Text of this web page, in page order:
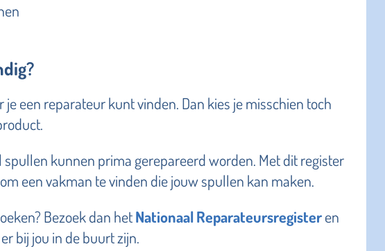
je een reparateur kunt vinden. Dan kies je misschien toch
spullen kunnen prima gerepareerd worden. Met dit register
een vakman te vinden die jouw spullen kan maken.
Bezoek dan hetNationaal Reparateursregisteren
bij jou in de buurt zijn.